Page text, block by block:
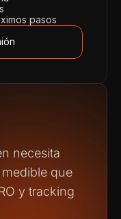
pasos
necesita
que
y tracking